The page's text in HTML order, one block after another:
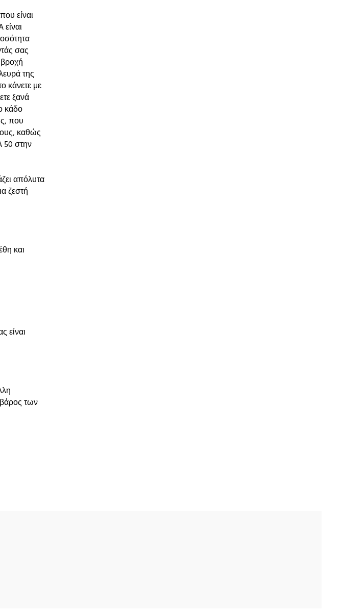
είναι
σας
της
κάνετε με
ξανά
κάδο
που
καθώς
50 στην
απόλυτα
ζεστή
και
είναι
βάρος των